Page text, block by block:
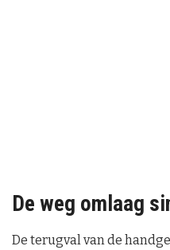
De weg omlaag
De terugval van de